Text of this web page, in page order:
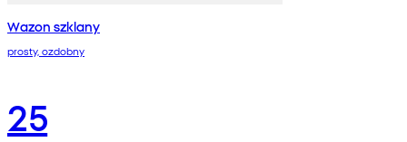
Wazon szklany
prosty, ozdobny
25